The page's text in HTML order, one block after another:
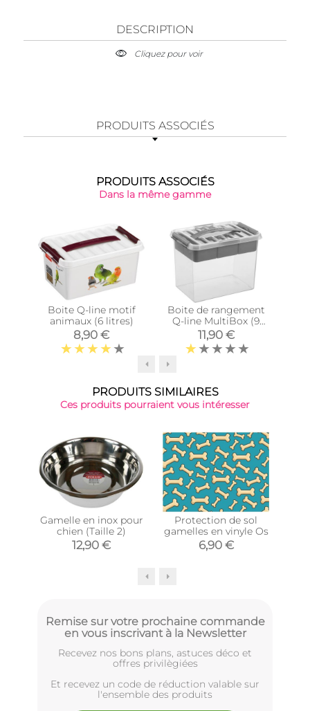
DESCRIPTION
Cliquez pour voir
PRODUITS ASSOCIÉS
PRODUITS ASSOCIÉS
Dans la même gamme
Boite Q-line motif
animaux (6 litres)
8,90 €
Boite de rangement
Q-line MultiBox (9
litres)
11,90 €
PRODUITS SIMILAIRES
Ces produits pourraient vous intéresser
Gamelle en inox pour
chien (Taille 2)
12,90 €
Protection de sol
gamelles en vinyle Os
6,90 €
Remise sur votre prochaine commande
en vous inscrivant à la Newsletter
Recevez nos bons plans, astuces déco et
offres privilègiées
Et recevez un code de réduction valable sur
l'ensemble des produits